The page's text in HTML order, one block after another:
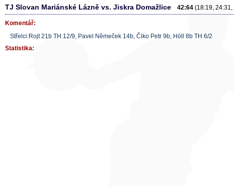
TJ Slovan Mariánské Lázně vs. Jiskra Domažlice 42:64 (18:19, 24:31,
Komentář:
Střelci:Rojt 21b TH 12/9, Pavel Němeček 14b, Čiko Petr 9b, Höll 8b TH 6/2
Statistika: